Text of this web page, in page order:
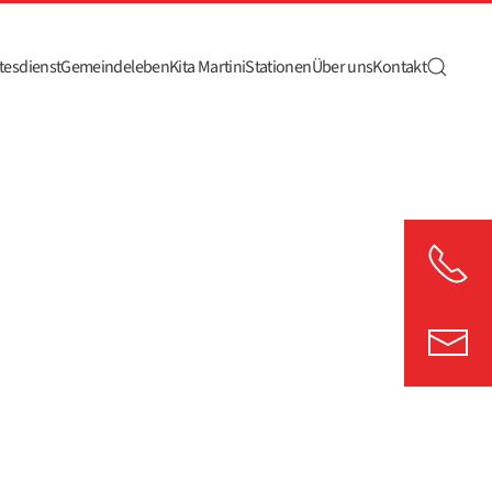
GemeindelebenKita MartiniStationenÜber unsKontakt